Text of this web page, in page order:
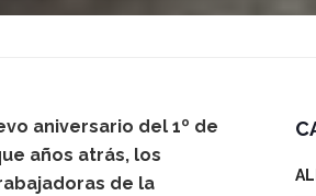
aniversario del 1º de
años atrás, los
de la